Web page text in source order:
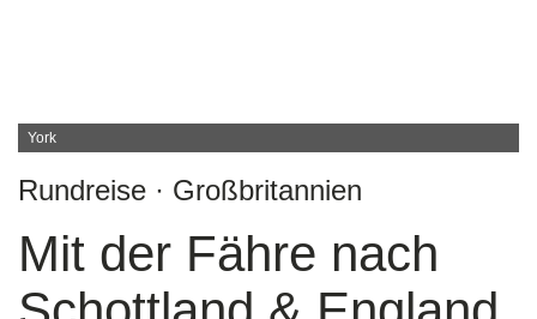
York
Rundreise · Großbritannien
Mit der Fähre nach